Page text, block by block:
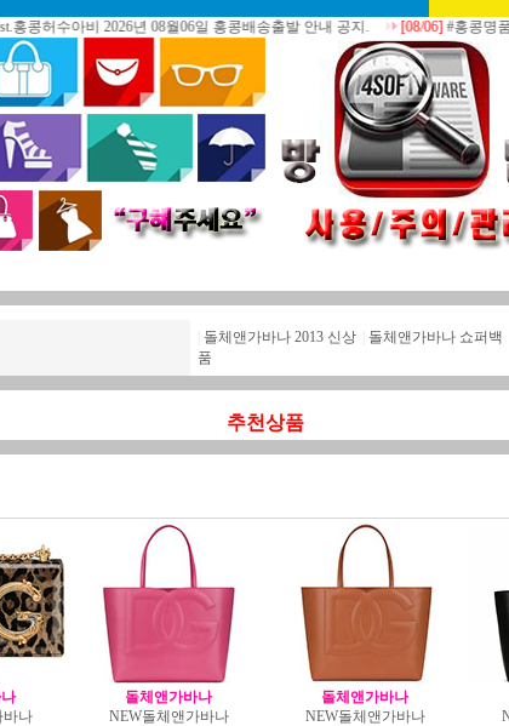
아비 2026년 08월06일 홍콩배송출발 안내 공지. [08/06]#홍콩명품쇼핑몰
돌체앤가바나 2013 신상
품
돌체앤가바나 쇼퍼백
추천상품
바나
돌체앤가바나
NEW돌체앤가바나
돌체앤가바나
NEW돌체앤가바나